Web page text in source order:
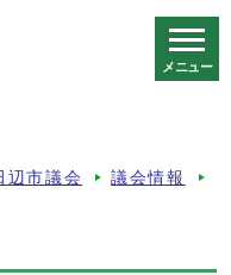
メニュー
辺市議会 議会情報